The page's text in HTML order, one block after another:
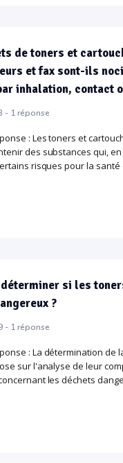
de toners et
et fax sont-ils
inhalation, contact
- 1réponse
: Les toners et
des substances qui,
risques pour la
déterminer si les
?
- 1réponse
: La détermination de
sur l'analyse de leur
les déchets